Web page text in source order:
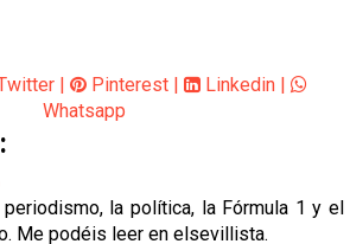
Pinterest Linkedin
Whatsapp
la política, la Fórmula 1 y el
Me podéis leer en elsevillista.